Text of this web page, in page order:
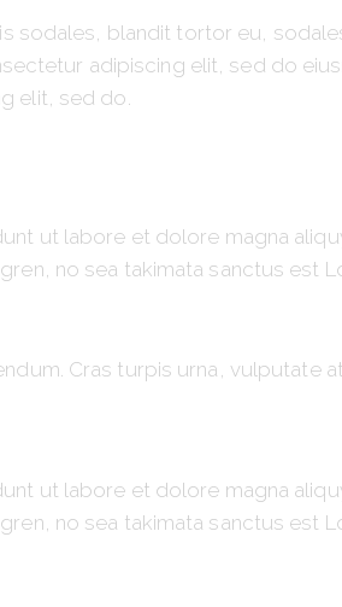
sodales, blandit tortor eu,
adipiscing elit, sed do
elit, sed do.
ut labore et dolore magna
no sea takimata sanctus est
Cras turpis urna, vulputate
ut labore et dolore magna
no sea takimata sanctus est